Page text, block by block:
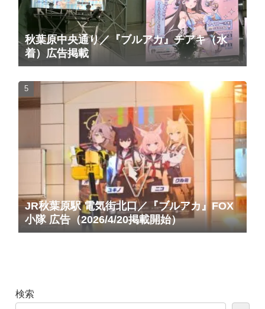
秋葉原中央通り／『ブルアカ』チアキ（水
着）広告掲載
JR秋葉原駅 電気街北口／『ブルアカ』FOX
小隊 広告（2026/4/20掲載開始）
検索